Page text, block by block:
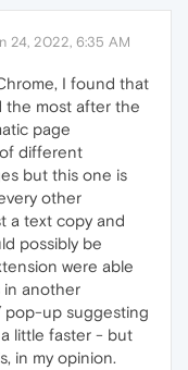
24, 2022, 6:35 AM
I found that
the most after the
page
different
but this one is
other
a text copy and
possibly be
were able
in another
pop-up suggesting
little faster - but
in my opinion.